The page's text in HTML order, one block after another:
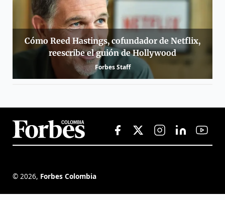
Cómo Reed Hastings, cofundador de Netflix,
reescribe el guión de Hollywood
Forbes Staff
© 2026, Forbes Colombia